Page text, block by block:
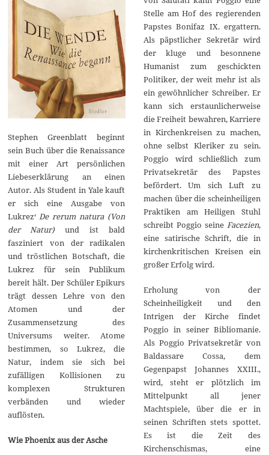
Stephen Greenblatt beginnt
sein Buch über die Renaissance
mit einer Art persönlichen
Liebeserklärung an einen
Autor. Als Student in Yale kauft
er sich eine Ausgabe von
Lukrez‘De rerum natura (Von
der Natur) und ist bald
fasziniert von der radikalen
und tröstlichen Botschaft, die
Lukrez für sein Publikum
bereit hält. Der Schüler Epikurs
trägt dessen Lehre von den
Atomen und der
Zusammensetzung des
Universums weiter. Atome
bestimmen, so Lukrez, die
Natur, indem sie sich bei
zufälligen Kollisionen zu
komplexen Strukturen
verbänden und wieder
auflösten.
Wie Phoenix aus der Asche
Stelle am Hof des regierenden
Papstes Bonifaz IX. ergattern.
Als päpstlicher Sekretär wird
der kluge und besonnene
Humanist zum geschickten
Politiker, der weit mehr ist als
ein gewöhnlicher Schreiber. Er
kann sich erstaunlicherweise
die Freiheit bewahren, Karriere
in Kirchenkreisen zu machen,
ohne selbst Kleriker zu sein.
Poggio wird schließlich zum
Privatsekretär des Papstes
befördert. Um sich Luft zu
machen über die scheinheiligen
Praktiken am Heiligen Stuhl
schreibt Poggio seine Facezien,
eine satirische Schrift, die in
kirchenkritischen Kreisen ein
großer Erfolg wird.
Erholung von der
Scheinheiligkeit und den
Intrigen der Kirche findet
Poggio in seiner Bibliomanie.
Als Poggio Privatsekretär von
Baldassare Cossa, dem
Gegenpapst Johannes XXIII.,
wird, steht er plötzlich im
Mittelpunkt all jener
Machtspiele, über die er in
seinen Schriften stets spottet.
Es ist die Zeit des
Kirchenschismas, eine